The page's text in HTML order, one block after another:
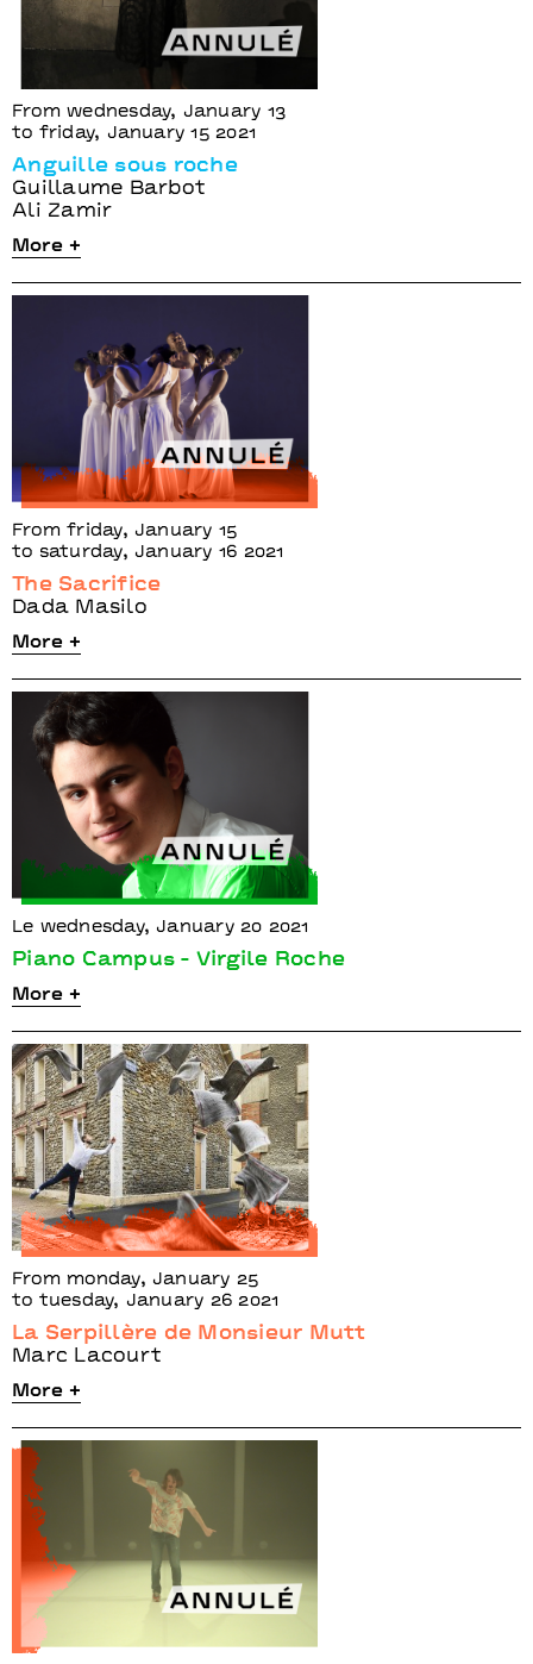
From wednesday, January 13
to friday, January 15 2021
Anguille sous roche
Guillaume Barbot
Ali Zamir
More +
From friday, January 15
to saturday, January 16 2021
The Sacrifice
Dada Masilo
More +
Le wednesday, January 20 2021
Piano Campus - Virgile Roche
More +
From monday, January 25
to tuesday, January 26 2021
La Serpillère de Monsieur Mutt
Marc Lacourt
More +